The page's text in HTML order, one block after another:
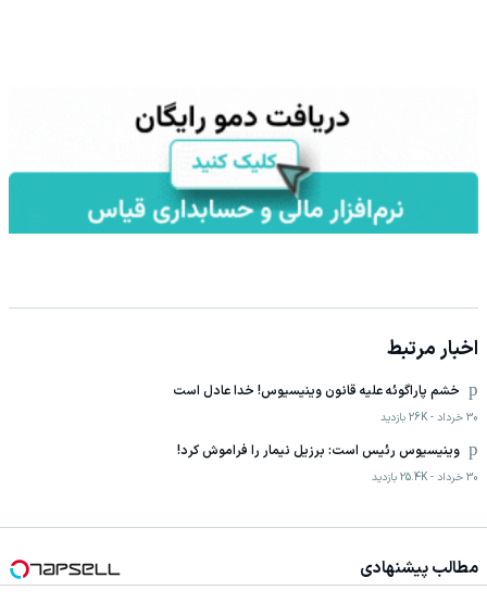
اخبار مرتبط
خشم پاراگوئه‌ علیه قانون وینیسیوس! خدا عادل است
30 خرداد -
26K بازدید
وینیسیوس رئیس است: برزیل نیمار را فراموش کرد!
30 خرداد -
25.4K بازدید
مطالب پیشنهادی